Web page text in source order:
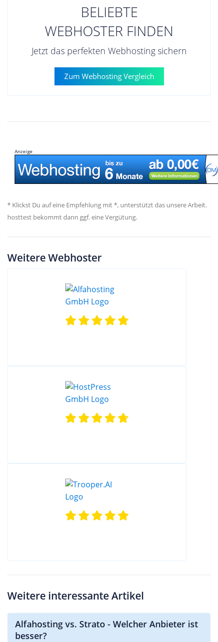
BELIEBTE
WEBHOSTER FINDEN
Jetzt das perfekten Webhosting sichern
Zum Webhosting Vergleich
Anzeige
* Klickst Du auf eine Empfehlung mit *, unterstützt das unsere Arbeit.
hosttest bekommt dann ggf. eine Vergütung.
Weitere Webhoster
Weitere interessante Artikel
Alfahosting vs. Strato - Welcher Anbieter ist
besser?